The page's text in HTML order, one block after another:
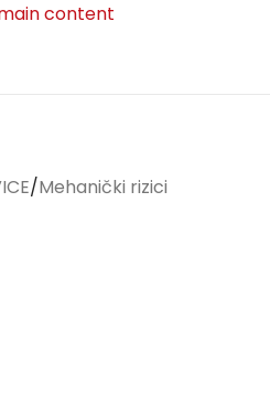
content
/Mehanički rizici